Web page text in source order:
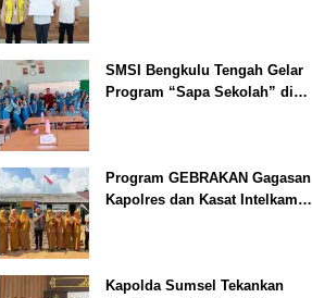
SMSI Bengkulu Tengah Gelar
Program “Sapa Sekolah” di
Program GEBRAKAN Gagasan
Kapolres dan Kasat Intelkam
Kapolda Sumsel Tekankan